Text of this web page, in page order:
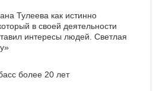
Фототоп
Видеотоп
Тулеева как истинно
в своей деятельности
интересы людей. Светлая